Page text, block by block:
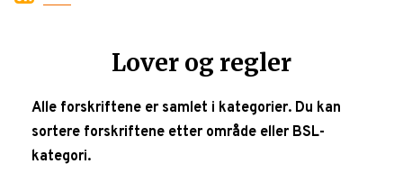
Lover og regler
Alle forskriftene er samlet i kategorier. Du kan
sortere forskriftene etter område eller BSL-
kategori.